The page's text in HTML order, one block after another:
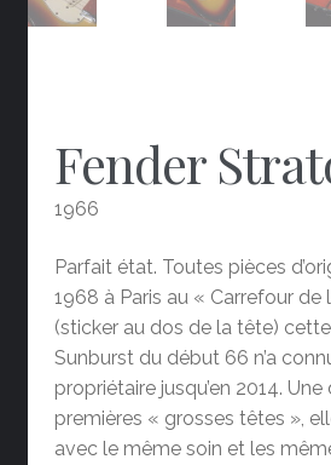
Fender
1966
Parfait état. Toutes pièces
1968 à Paris au « Carrefour de
(sticker au dos de la tête)
Sunburst du début 66 n’a
propriétaire jusqu’en 2014.
premières « grosses têtes »,
avec le même soin et les